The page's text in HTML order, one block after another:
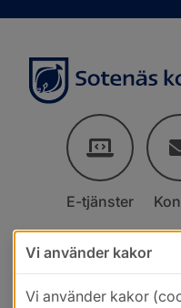
E-tjänster
Vi använder kakor
Vi använder kakor